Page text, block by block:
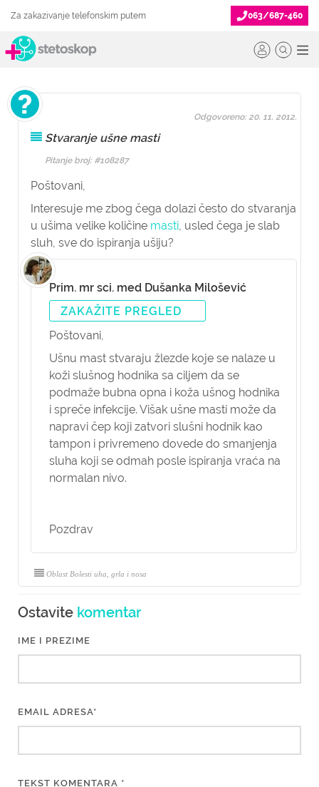
Za zakazivanje telefonskim putem 063/687-460
Stvaranje ušne masti
Pitanje broj: #108287
Poštovani,
Interesuje me zbog čega dolazi često do stvaranja
u ušima velike količine masti, usled čega je slab
sluh, sve do ispiranja ušiju?
Odgovoreno: 20. 11. 2012.
Prim. mr sci. med Dušanka Milošević
ZAKAŽITE PREGLED
Poštovani,
Ušnu mast stvaraju žlezde koje se nalaze u
koži slušnog hodnika sa ciljem da se
podmaže bubna opna i koža ušnog hodnika
i spreče infekcije. Višak ušne masti može da
napravi čep koji zatvori slušni hodnik kao
tampon i privremeno dovede do smanjenja
sluha koji se odmah posle ispiranja vraća na
normalan nivo.
Pozdrav
Oblast Bolesti uha, grla i nosa
Ostavite komentar
IME I PREZIME
EMAIL ADRESA*
TEKST KOMENTARA *